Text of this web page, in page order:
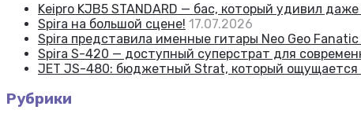
Keipro KJB5 STANDARD — бас, который удивил
Spira на большой сцене! 17.07.2026
Spira представила именные гитары Neo Geo
Spira S-420 — доступный суперстрат для
JET JS-480: бюджетный Strat, который ощущается
Рубрики